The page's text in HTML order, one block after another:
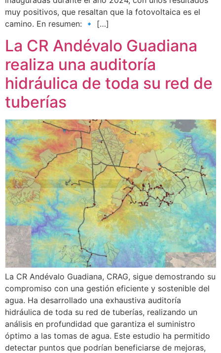
muy positivos, que resaltan que la fotovoltaica es el
camino. En resumen: 🔹 […]
La CR Andévalo Guadiana
realiza una auditoría
hidráulica de toda su red de
tuberías
La CR Andévalo Guadiana, CRAG, sigue demostrando su
compromiso con una gestión eficiente y sostenible del
agua. Ha desarrollado una exhaustiva auditoría
hidráulica de toda su red de tuberías, realizando un
análisis en profundidad que garantiza el suministro
óptimo a las tomas de agua. Este estudio ha permitido
detectar puntos que podrían beneficiarse de mejoras,